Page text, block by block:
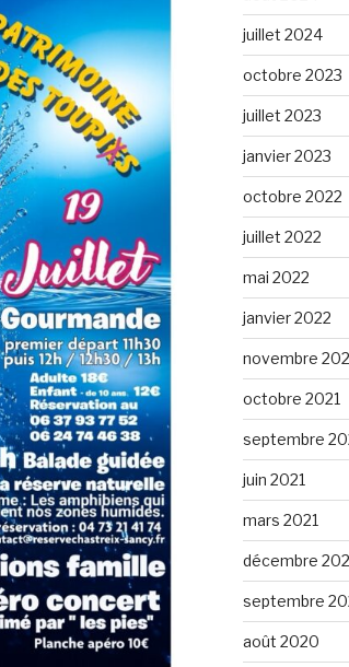
juillet 2024
octobre 2023
juillet 2023
janvier 2023
octobre 2022
juillet 2022
mai 2022
janvier 2022
novembre
octobre 2021
septembre
juin 2021
mars 2021
décembre
septembre
août 2020